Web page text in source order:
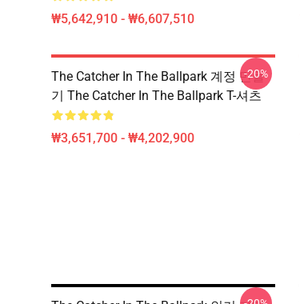
₩5,642,910 - ₩6,607,510
The Catcher In The Ballpark 계정 만들
기 The Catcher In The Ballpark T-셔츠
₩3,651,700 - ₩4,202,900
-20%